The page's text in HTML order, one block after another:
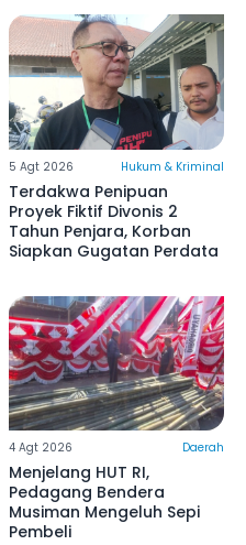
5 Agt 2026 Hukum & Kriminal
Terdakwa Penipuan
Proyek Fiktif Divonis 2
Tahun Penjara, Korban
Siapkan Gugatan Perdata
4 Agt 2026 Daerah
Menjelang HUT RI,
Pedagang Bendera
Musiman Mengeluh Sepi
Pembeli